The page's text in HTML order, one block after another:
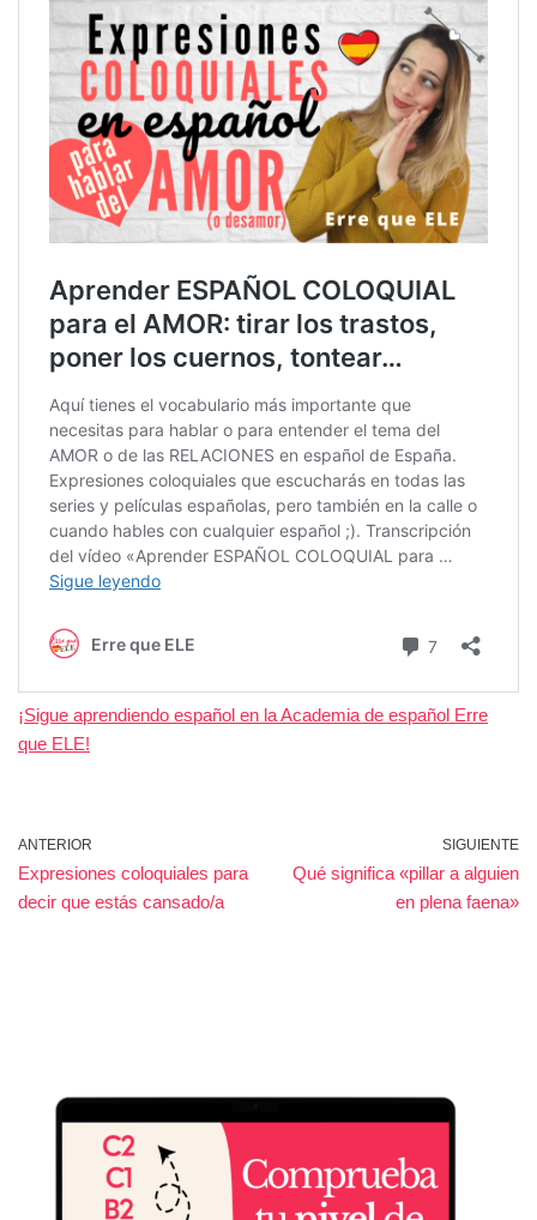
¡Sigue aprendiendo español en la Academia de español Erre
que ELE!
ANTERIOR
Expresiones coloquiales para
decir que estás cansado/a
SIGUIENTE
Qué significa «pillar a alguien
en plena faena»